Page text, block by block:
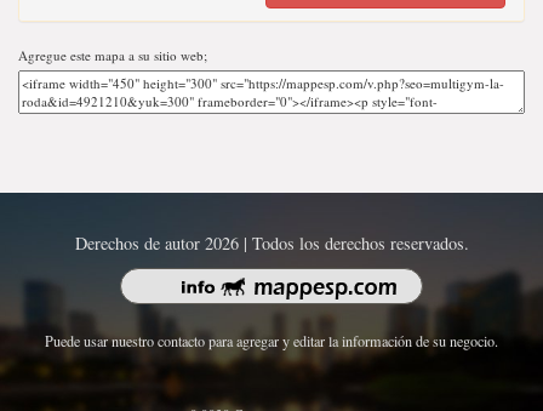
Agregue este mapa a su sitio web;
Derechos de autor 2026 | Todos los derechos reservados.
Puede usar nuestro contacto para agregar y editar la información de su negocio.